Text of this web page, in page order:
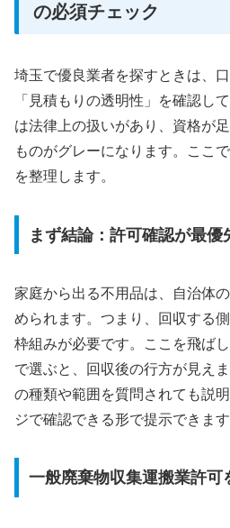
の必須チェック
埼玉で優良業者を探すときは、
「見積もりの透明性」を確認し
は法律上の扱いがあり、資格が
ものがグレーになります。ここ
を整理します。
まず結論：許可確認が最優
家庭から出る不用品は、自治体
められます。つまり、回収する
枠組みが必要です。ここを飛ば
で選ぶと、回収後の行方が見え
の種類や範囲を質問されても説
ジで確認できる形で提示できます
一般廃棄物収集運搬業許可